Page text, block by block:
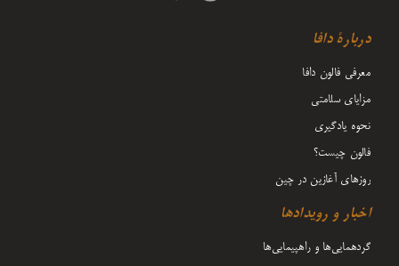
دربارۀ دافا
معرفی فالون دافا
مزایای سلامتی
نحوه یادگیری
فالون چیست؟
روزهای آغازین در چین
اخبار و رویدادها
گردهمایی‌ها و راهپیمایی‌ها